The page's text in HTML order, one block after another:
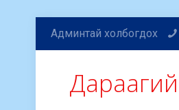
Админтай холбогдох